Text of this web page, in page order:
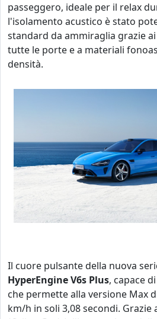
passeggero, ideale per il relax
l'isolamento acustico è stato
standard da ammiraglia grazie
tutte le porte e a materiali
densità.
Il cuore pulsante della nuova
HyperEngine V6s Plus, capace
che permette alla versione Max
km/h in soli 3,08 secondi. Grazie